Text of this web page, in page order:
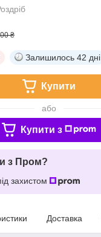
₴
Залишилось 42 дні
Купити
або
Купити з
з Пром?
захистом
Доставка